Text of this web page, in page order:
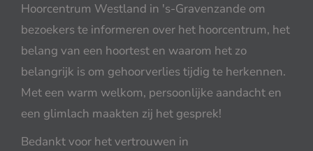
Hoorcentrum Westland in 's-Gravenzande om
bezoekers te informeren over het hoorcentrum, het
belang van een hoortest en waarom het zo
belangrijk is om gehoorverlies tijdig te herkennen.
Met een warm welkom, persoonlijke aandacht en
een glimlach maakten zij het gesprek!
Bedankt voor het vertrouwen in